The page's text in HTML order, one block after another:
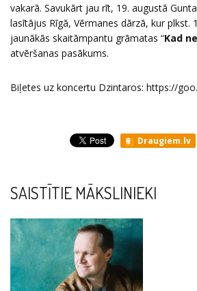
vakarā. Savukārt jau rīt, 19. augustā
lasītājus Rīgā, Vērmanes dārzā, kur plkst.
jaunākās skaitāmpantu grāmatas “Kad
atvēršanas pasākums.
Biļetes uz koncertu Dzintaros: https://
Draugiem.lv
SAISTĪTIE MĀKSLINIEKI